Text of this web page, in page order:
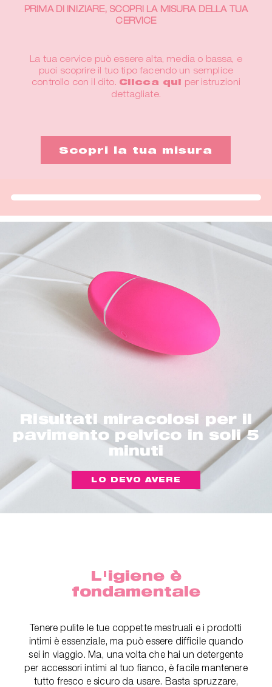
PRIMA DI INIZIARE, SCOPRI LA MISURA DELLA TUA
CERVICE
La tua cervice può essere alta, media o bassa, e
puoi scoprire il tuo tipo facendo un semplice
controllo con il dito. Clicca qui per istruzioni
dettagliate.
Risultati miracolosi per il
pavimento pelvico in soli 5
minuti
LO DEVO AVERE
L'igiene è
fondamentale
Tenere pulite le tue coppette mestruali e i prodotti
intimi è essenziale, ma può essere difficile quando
sei in viaggio. Ma, una volta che hai un detergente
per accessori intimi al tuo fianco, è facile mantenere
tutto fresco e sicuro da usare. Basta spruzzare,